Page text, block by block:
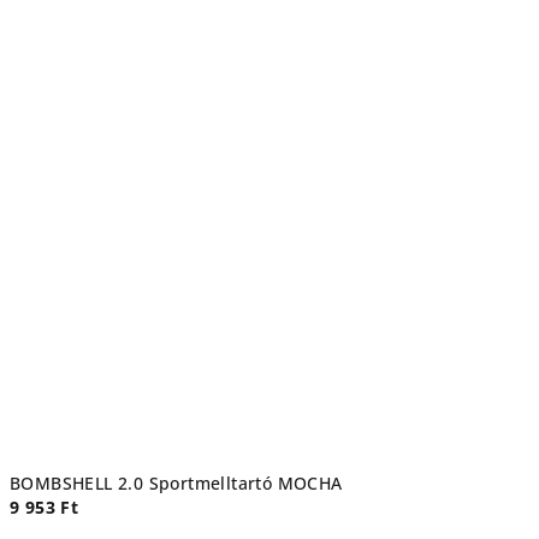
BOMBSHELL 2.0 Sportmelltartó MOCHA
9 953 Ft